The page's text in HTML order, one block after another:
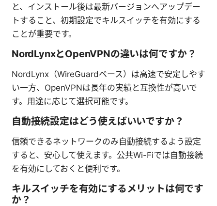
と、インストール後は最新バージョンへアップデー
トすること、初期設定でキルスイッチを有効にする
ことが重要です。
NordLynxとOpenVPNの違いは何ですか？
NordLynx（WireGuardベース）は高速で安定しやす
い一方、OpenVPNは長年の実績と互換性が高いで
す。用途に応じて選択可能です。
自動接続設定はどう使えばいいですか？
信頼できるネットワークのみ自動接続するよう設定
すると、安心して使えます。公共Wi-Fiでは自動接続
を有効にしておくと便利です。
キルスイッチを有効にするメリットは何です
か？